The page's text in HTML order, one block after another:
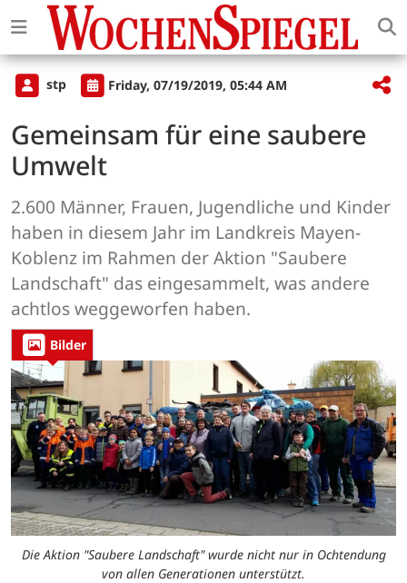
stp Friday, 07/19/2019, 05:44 AM
Gemeinsam für eine saubere
Umwelt
2.600 Männer, Frauen, Jugendliche und Kinder
haben in diesem Jahr im Landkreis Mayen-
Koblenz im Rahmen der Aktion "Saubere
Landschaft" das eingesammelt, was andere
achtlos weggeworfen haben.
Bilder
Die Aktion "Saubere Landschaft" wurde nicht nur in Ochtendung
von allen Generationen unterstützt.